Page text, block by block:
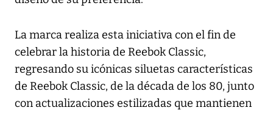
La marca realiza esta iniciativa con el fin de
celebrar la historia de Reebok Classic,
regresando su icónicas siluetas características
de Reebok Classic, de la década de los 80, junto
con actualizaciones estilizadas que mantienen